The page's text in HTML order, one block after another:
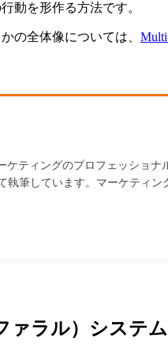
動を形作る方法です。
の全体像については、
ケティングのプロフェッショ
執筆しています。マーケティ
ラル）システ